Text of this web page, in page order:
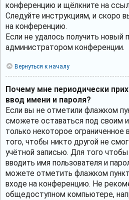
конференцию и щёлкните на
Следуйте инструкциям, и скоро
на конференцию.
Если не удалось получить новый
администратором конференции.
Вернуться к началу
Почему мне периодически
ввод имени и пароля?
Если вы не отметили флажком
сможете оставаться под своим
только некоторое
того, чтобы никто другой не
учётной записью. Для того
вводить имя пользователя и
можете отметить флажком пункт
входе на конференцию. Не
общедоступном компьютере,